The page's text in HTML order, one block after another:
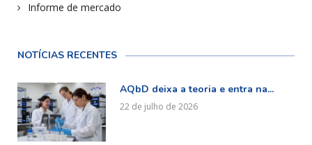
Informe de mercado
NOTÍCIAS RECENTES
AQbD deixa a teoria e entra na...
22 de julho de 2026